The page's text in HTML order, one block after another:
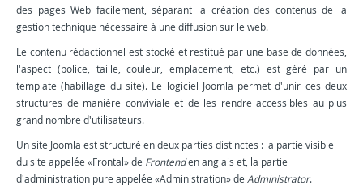
des pages Web facilement, séparant la création des contenus de la
gestion technique nécessaire à une diffusion sur le web.
Le contenu rédactionnel est stocké et restitué par une base de données,
l'aspect (police, taille, couleur, emplacement, etc.) est géré par un
template (habillage du site). Le logiciel Joomla permet d'unir ces deux
structures de manière conviviale et de les rendre accessibles au plus
grand nombre d'utilisateurs.
Un site Joomla est structuré en deux parties distinctes : la partie visible
du site appelée «Frontal» de Frontenden anglais et, la partie
d'administration pure appelée «Administration» de Administrator.